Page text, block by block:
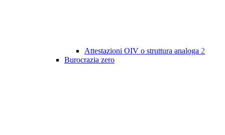
Attestazioni OIV o struttura analoga 2
Burocrazia zero